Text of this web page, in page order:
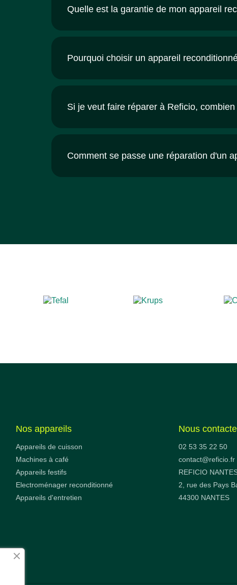
Quelle est la garantie de mon appareil
Pourquoi choisir un appareil
Si je veut faire réparer à Reficio,
Comment se passe une réparation d'un
Nos appareils
Appareils de cuisson
Machines à café
Appareils festifs
Electroménager reconditionné
Appareils d'entretien
Nous
02 53 35 22 50
contact@reficio.fr
REFICIO
2, rue des Pays
44300 NANTES